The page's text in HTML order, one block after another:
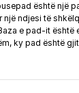
është një
ndjesi të
e pad-it
ky pad është